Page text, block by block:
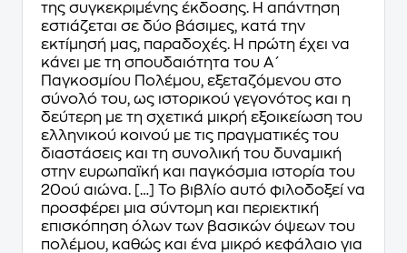
της συγκεκριμένης έκδοσης. Η απάντηση
εστιάζεται σε δύο βάσιμες, κατά την
εκτίμησή μας, παραδοχές. Η πρώτη έχει να
κάνει με τη σπουδαιότητα του Α΄
Παγκοσμίου Πολέμου, εξεταζόμενου στο
σύνολό του, ως ιστορικού γεγονότος και η
δεύτερη με τη σχετικά μικρή εξοικείωση του
ελληνικού κοινού με τις πραγματικές του
διαστάσεις και τη συνολική του δυναμική
στην ευρωπαϊκή και παγκόσμια ιστορία του
20ού αιώνα. […] Το βιβλίο αυτό φιλοδοξεί να
προσφέρει μια σύντομη και περιεκτική
επισκόπηση όλων των βασικών όψεων του
πολέμου, καθώς και ένα μικρό κεφάλαιο για